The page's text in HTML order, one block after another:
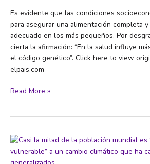
Es evidente que las condiciones
para asegurar una alimentación completa
adecuado en los más pequeños. Por
cierta la afirmación: “En la salud influye
el código genético”. Click here to view
elpais.com
Obesidad
alimentaria:
una
cuestión
Read More »